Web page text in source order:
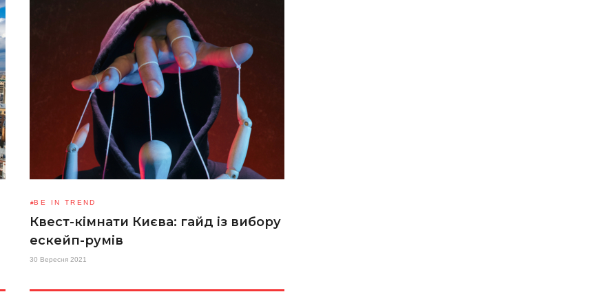
BE IN TREND
Квест-кімнати Києва: гайд із вибору
ескейп-румів
30 Вересня 2021